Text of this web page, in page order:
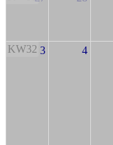
KW32 3 4